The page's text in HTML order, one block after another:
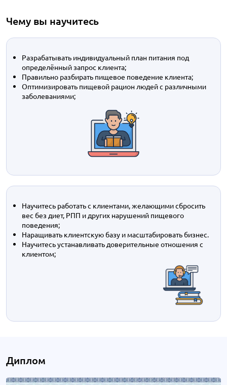
Чему вы научитесь
Разрабатывать индивидуальный план питания под
определённый запрос клиента;
Правильно разбирать пищевое поведение клиента;
Оптимизировать пищевой рацион людей с различными
заболеваниями;
Научитесь работать с клиентами, желающими сбросить
вес без диет, РПП и других нарушений пищевого
поведения;
Наращивать клиентскую базу и масштабировать бизнес.
Научитесь устанавливать доверительные отношения с
клиентом;
Диплом